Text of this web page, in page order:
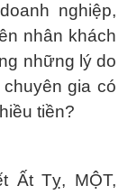
nghiệp,
nhân khách
những lý do
gia có
tiền?
Ất Tỵ, MỘT,